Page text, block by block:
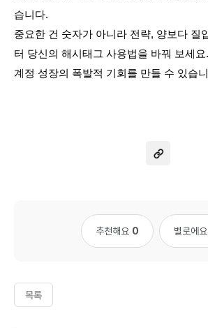
습니다.
중요한 건 숫자가 아니라 전략, 양보다 질
터 당신의 해시태그 사용법을 바꿔 보세
계정 성장의 폭발적 기회를 만들 수 있습
추천해요 0 별로에요
목록